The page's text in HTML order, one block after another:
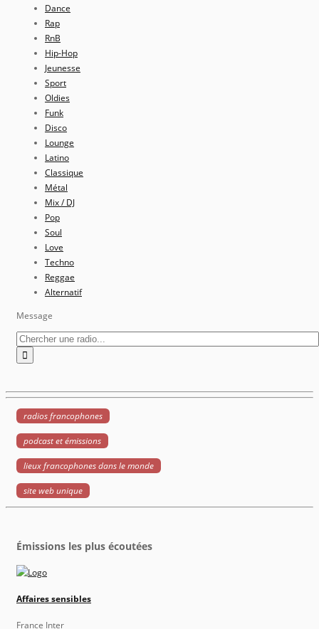
Dance
Rap
RnB
Hip-Hop
Jeunesse
Sport
Oldies
Funk
Disco
Lounge
Latino
Classique
Métal
Mix / DJ
Pop
Soul
Love
Techno
Reggae
Alternatif
Message
radios francophones
podcast et émissions
lieux francophones dans le monde
site web unique
Émissions les plus écoutées
Affaires sensibles
France Inter